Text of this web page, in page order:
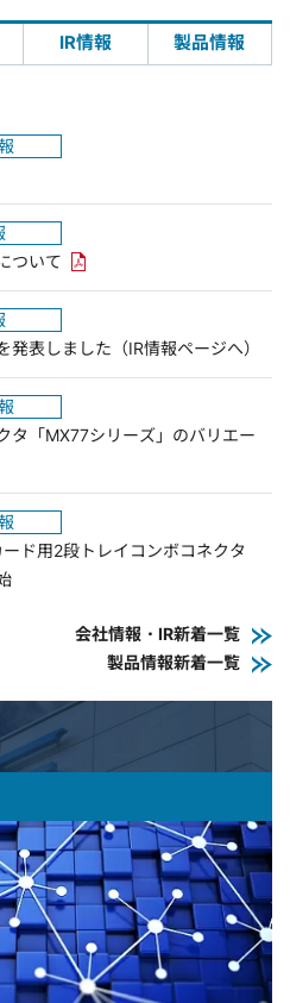
IR情報 製品情報
ついて PDFリンクを新しいウィンド
表しました（IR情報ページへ）
タ「MX77シリーズ」のバリエー
ド用2段トレイコンボコネクタ
会社情報・IR新着一覧
製品情報新着一覧